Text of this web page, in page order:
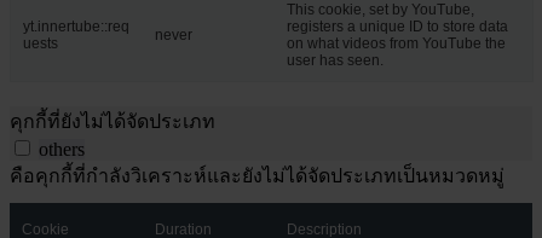
yt.innertube::req
uests
never
This cookie, set by YouTube,
registers a unique ID to store data
on what videos from YouTube the
user has seen.
คุกกี้ที่ยังไม่ได้จัดประเภท
others
คือคุกกี้ที่กำลังวิเคราะห์และยังไม่ได้จัดประเภทเป็นหมวดหมู่
Cookie Duration Description